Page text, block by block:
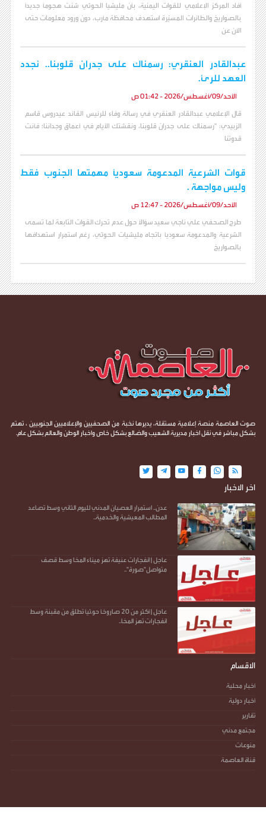
أفاد المركز الإعلامي للقوات اليمنية، بأن مليشيا الحوثي شنت هجوماً جديداً
بالصواريخ والطائرات المسيّرة استهدف محافظة مأرب، دون ورود معلومات حتى
الآن عن
عبدالقادر العنقري: رسمناك على جدران قلوبنا.. نجدد
العهد للرئ.
الأحد/09/أغسطس/2026 - 01:42 ص
قال الإعلامي عبدالقادر العنقري في رسالة وفاء للرئيس القائد عيدروس قاسم
الزبيدي: "رسمناك على جدران قلوبنا، ونقشتك الأيام في أعماق وجداننا؛ فأنت
قدوتنا
قوات الشرعية المدعومة سعودياً مهمتها الجنوب فقط
وليس مواجهة .
الأحد/09/أغسطس/2026 - 12:47 ص
طرح الصحفي علي ناجي سعيد سؤالاً حول عدم تحرك القوات التابعة لما تسمى
الشرعية والمدعومة سعودياً باتجاه مليشيات الحوثي، رغم استمرار استهدافها
بالصواريخ
صوت العاصمة منصة إعلامية مستقلة، يديرها نخبة من الصحفيين والإعلاميين الجنوبيين ، تهتم
بشكل مباشر في نقل اخبار مديرية الشعيب والضالع بشكل خاص واخبار الوطن والعالم بشكل عام.
اخر الاخبار
عدن.. استمرار العصيان المدني لليوم الثاني وسط تصاعد
المطالب المعيشية والخدمية..
عاجل | انفجارات عنيفة تهز ميناء المخا وسط قصف
متواصل"صورة"..
عاجل | أكثر من 20 صاروخًا حو.ثيًا تُطلق من مقبنة وسط
انفجارات تهز المخا..
الاقسام
أخبار محلية
أخبار دولية
تقارير
مجتمع مدني
منوعات
قناة العاصمة